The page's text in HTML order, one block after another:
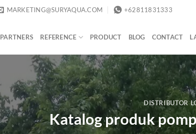
MARKETING@SURYAQUA.COM +62811831333
PARTNERS REFERENCE PRODUCT BLOG CONTACT
DISTRIBUTOR
Katalog produk